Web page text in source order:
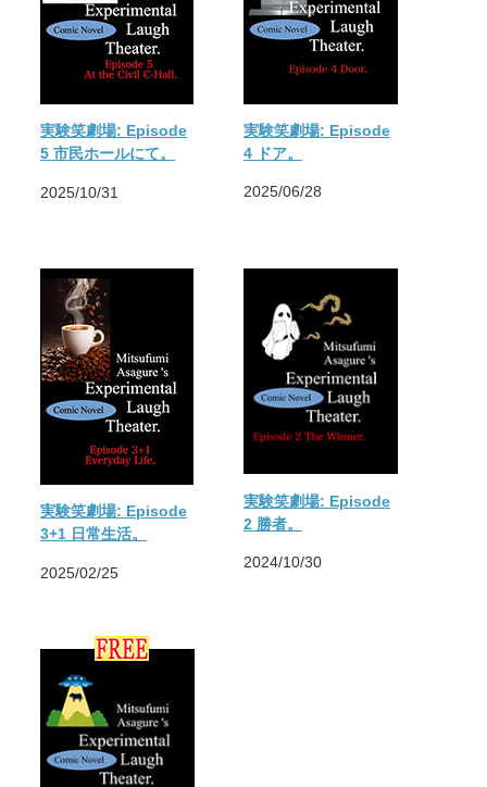
実験笑劇場: Episode
5 市民ホールにて。
2025/10/31
実験笑劇場: Episode
4 ドア。
2025/06/28
実験笑劇場: Episode
3+1 日常生活。
2025/02/25
実験笑劇場: Episode
2 勝者。
2024/10/30